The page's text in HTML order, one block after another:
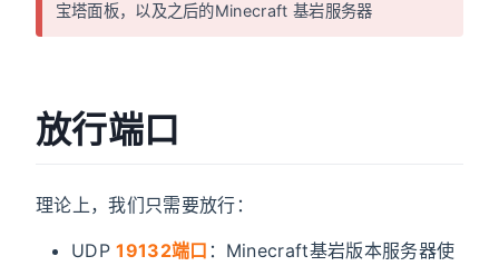
宝塔面板，以及之后的Minecraft 基岩服务器
放行端口
理论上，我们只需要放行：
UDP19132端口 ：Minecraft基岩版本服务器使